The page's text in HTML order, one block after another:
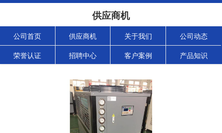
供应商机
公司首页 供应商机 关于我们 公司动态
荣誉认证 招聘中心 客户案例 产品知识